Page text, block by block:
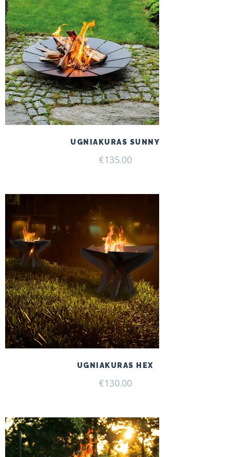
UGNIAKURAS SUNNY
€135.00
UGNIAKURAS HEX
€130.00